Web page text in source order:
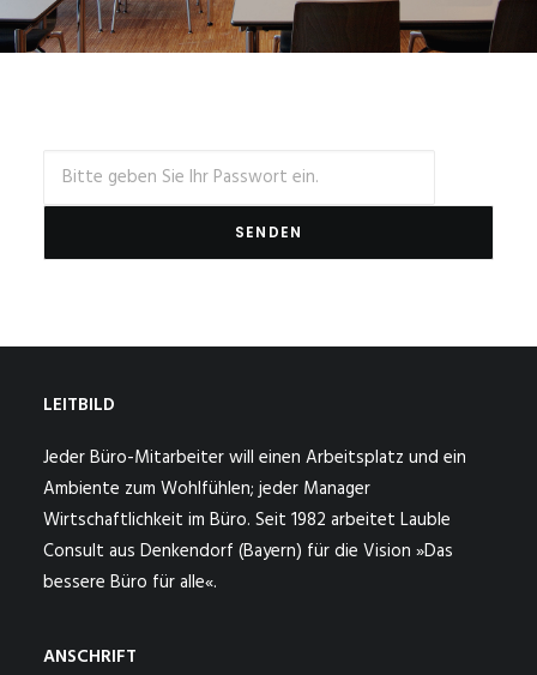
LEITBILD
Jeder Büro-Mitarbeiter will einen Arbeitsplatz und ein
Ambiente zum Wohlfühlen; jeder Manager
Wirtschaftlichkeit im Büro. Seit 1982 arbeitet Lauble
Consult aus Denkendorf (Bayern) für die Vision »Das
bessere Büro für alle«.
ANSCHRIFT